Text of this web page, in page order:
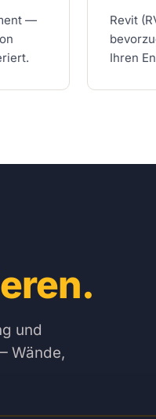
—
Revit
Ihren
und
Wände,